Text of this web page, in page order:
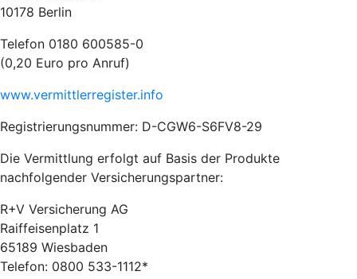
10178 Berlin
Telefon 0180 600585-0
(0,20 Euro pro Anruf)
www.vermittlerregister.info
Registrierungsnummer: D-CGW6-S6FV8-29
Die Vermittlung erfolgt auf Basis der Produkte
nachfolgender Versicherungspartner:
R+V Versicherung AG
Raiffeisenplatz 1
65189 Wiesbaden
Telefon: 0800 533-1112*